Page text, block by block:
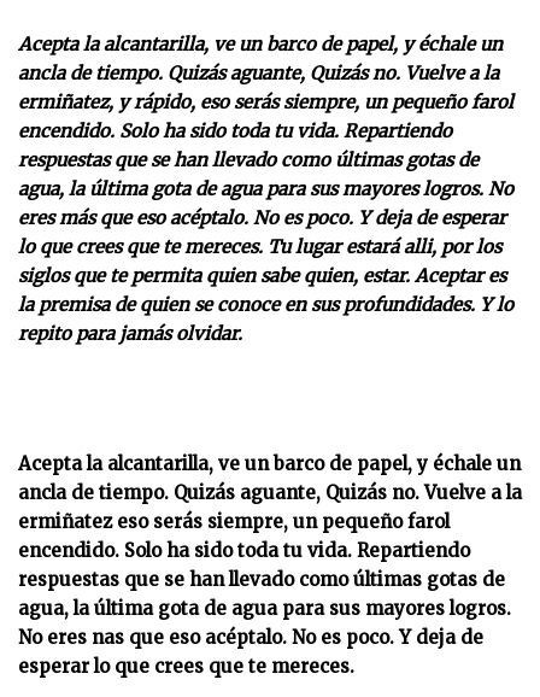
Acepta la alcantarilla, ve un barco de papel, y échale un
ancla de tiempo. Quizás aguante, Quizás no. Vuelve a la
ermiñatez, y rápido, eso serás siempre, un pequeño farol
encendido. Solo ha sido toda tu vida. Repartiendo
respuestas que se han llevado como últimas gotas de
agua, la última gota de agua para sus mayores logros. No
eres más que eso acéptalo. No es poco. Y deja de esperar
lo que crees que te mereces. Tu lugar estará alli, por los
siglos que te permita quien sabe quien, estar. Aceptar es
la premisa de quien se conoce en sus profundidades. Y lo
repito para jamás olvidar.
Acepta la alcantarilla, ve un barco de papel, y échale un
ancla de tiempo. Quizás aguante, Quizás no. Vuelve a la
ermiñatez eso serás siempre, un pequeño farol
encendido. Solo ha sido toda tu vida. Repartiendo
respuestas que se han llevado como últimas gotas de
agua, la última gota de agua para sus mayores logros.
No eres nas que eso acéptalo. No es poco. Y deja de
esperar lo que crees que te mereces.